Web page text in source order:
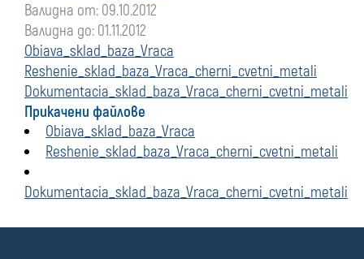
Валидна от: 09.10.2012
Валидна до: 01.11.2012
Obiava_sklad_baza_Vraca
Reshenie_sklad_baza_Vraca_cherni_cvetni_metali
Dokumentacia_sklad_baza_Vraca_cherni_cvetni_metali
Прикачени файлове
Obiava_sklad_baza_Vraca
Reshenie_sklad_baza_Vraca_cherni_cvetni_metali
Dokumentacia_sklad_baza_Vraca_cherni_cvetni_metali